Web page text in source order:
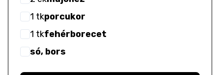
1 tkporcukor
1 tkfehérborecet
só, bors